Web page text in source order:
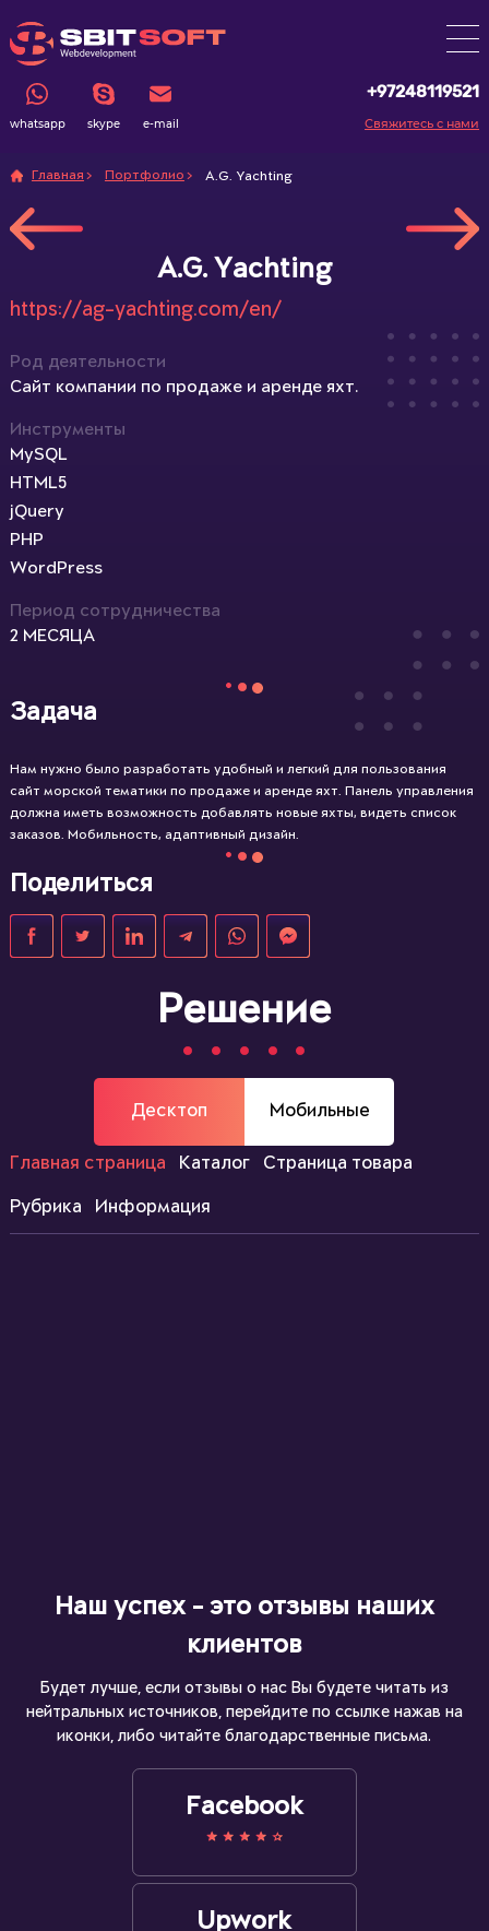
whatsapp skype e-mail
+97248119521
Свяжитесь с нами
Главная Портфолио A.G. Yachting
A.G. Yachting
https://ag-yachting.com/en/
Род деятельности
Сайт компании по продаже и аренде яхт.
Инструменты
MySQL
HTML5
jQuery
PHP
WordPress
Период сотрудничества
2 МЕСЯЦА
Задача
Нам нужно было разработать удобный и легкий для пользования
сайт морской тематики по продаже и аренде яхт. Панель управления
должна иметь возможность добавлять новые яхты, видеть список
заказов. Мобильность, адаптивный дизайн.
Поделиться
Решение
Десктоп Мобильные
Главная страница Каталог Страница товара
Рубрика Информация
Наш успех - это отзывы наших
клиентов
Будет лучше, если отзывы о нас Вы будете читать из
нейтральных источников, перейдите по ссылке нажав на
иконки, либо читайте благодарственные письма.
Facebook
Upwork